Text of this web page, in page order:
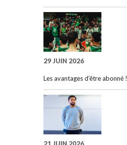
29 JUIN 2026
Les avantages d’être abonné !